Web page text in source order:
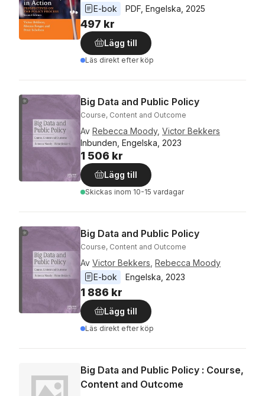
E-bok
PDF Engelska 2025
497 kr
Lägg till
Läs direkt efter köp
Big Data and Public Policy
Course, Content and Outcome
Av Rebecca Moody, Victor Bekkers
Inbunden, Engelska, 2023
1 506 kr
Lägg till
Skickas inom 10-15 vardagar
Big Data and Public Policy
Course, Content and Outcome
Av Victor Bekkers Rebecca Moody
E-bok
Engelska 2023
1 886 kr
Lägg till
Läs direkt efter köp
Big Data and Public Policy : Course,
Content and Outcome